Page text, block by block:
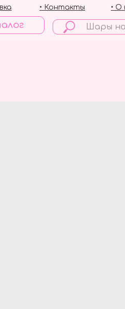
• О
• Контакты